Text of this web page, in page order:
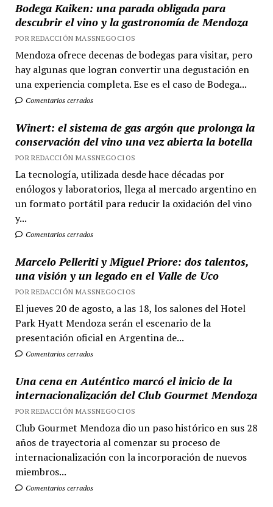
Bodega Kaiken: una parada obligada para
descubrir el vino y la gastronomía de Mendoza
POR REDACCIÓN MASSNEGOCIOS
Mendoza ofrece decenas de bodegas para visitar, pero
hay algunas que logran convertir una degustación en
una experiencia completa. Ese es el caso de Bodega...
Comentarios cerrados
Winert: el sistema de gas argón que prolonga la
conservación del vino una vez abierta la botella
POR REDACCIÓN MASSNEGOCIOS
La tecnología, utilizada desde hace décadas por
enólogos y laboratorios, llega al mercado argentino en
un formato portátil para reducir la oxidación del vino
y...
Comentarios cerrados
Marcelo Pelleriti y Miguel Priore: dos talentos,
una visión y un legado en el Valle de Uco
POR REDACCIÓN MASSNEGOCIOS
El jueves 20 de agosto, a las 18, los salones del Hotel
Park Hyatt Mendoza serán el escenario de la
presentación oficial en Argentina de...
Comentarios cerrados
Una cena en Auténtico marcó el inicio de la
internacionalización del Club Gourmet Mendoza
POR REDACCIÓN MASSNEGOCIOS
Club Gourmet Mendoza dio un paso histórico en sus 28
años de trayectoria al comenzar su proceso de
internacionalización con la incorporación de nuevos
miembros...
Comentarios cerrados